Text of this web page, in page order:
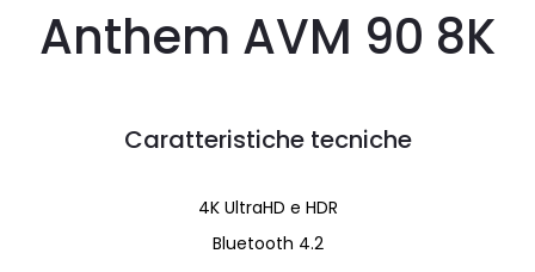
Anthem AVM 90 8K
Caratteristiche tecniche
4K UltraHD e HDR
Bluetooth 4.2